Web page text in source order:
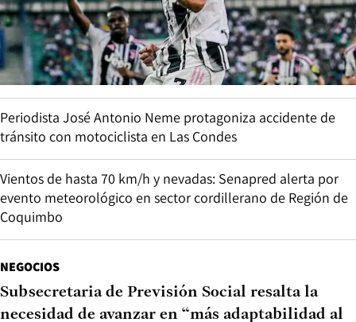
Periodista José Antonio Neme protagoniza accidente de
tránsito con motociclista en Las Condes
Vientos de hasta 70 km/h y nevadas: Senapred alerta por
evento meteorológico en sector cordillerano de Región de
Coquimbo
NEGOCIOS
Subsecretaria de Previsión Social resalta la
necesidad de avanzar en “más adaptabilidad al